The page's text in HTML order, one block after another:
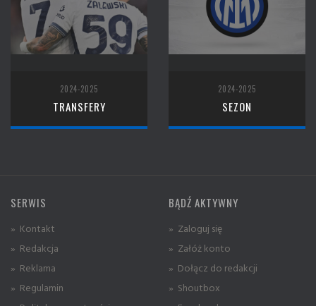
2024-2025
TRANSFERY
2024-2025
SEZON
SERWIS
» Kontakt
» Redakcja
» Reklama
» Regulamin
BĄDŹ AKTYWNY
» Zaloguj się
» Załóż konto
» Dołącz do redakcji
» Shoutbox